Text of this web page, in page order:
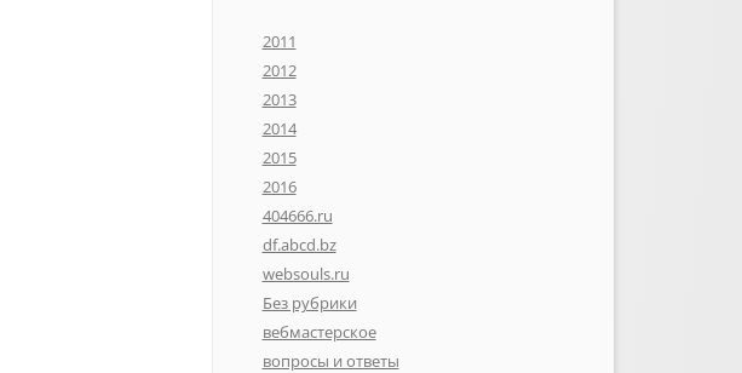
2011
2012
2013
2014
2015
2016
404666.ru
df.abcd.bz
websouls.ru
Без рубрики
вебмастерское
вопросы и ответы